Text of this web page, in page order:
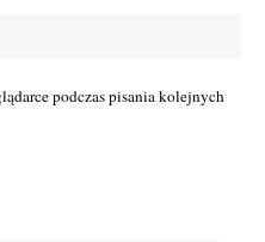
podczas pisania kolejnych